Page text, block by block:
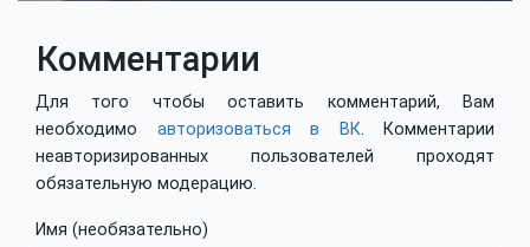
Комментарии
Для того чтобы оставить комментарий, Вам
необходимо авторизоваться в ВК. Комментарии
неавторизированных пользователей проходят
обязательную модерацию.
Имя (необязательно)